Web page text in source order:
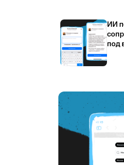
ИИ
под